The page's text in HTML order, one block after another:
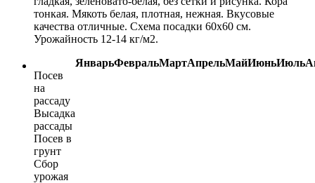
тонкая. Мякоть белая, плотная, нежная. Вкусовые
качества отличные. Схема посадки 60x60 см.
Урожайность 12-14 кг/м2.
ЯнварьФевральМартАпрельМайИюньИюль
Посев
на
рассаду
Высадка
рассады
Посев в
грунт
Сбор
урожая